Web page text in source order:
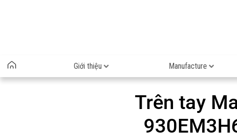
Giới thiệu Manufacture
Trên tay